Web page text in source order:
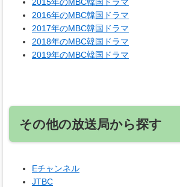
2016年のMBC韓国ドラマ
2017年のMBC韓国ドラマ
2018年のMBC韓国ドラマ
2019年のMBC韓国ドラマ
その他の放送局から探す
Eチャンネル
JTBC